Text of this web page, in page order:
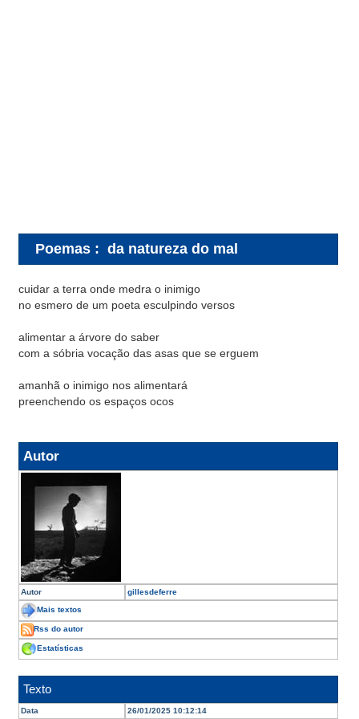
Poemas : da natureza do mal
cuidar a terra onde medra o inimigo
no esmero de um poeta esculpindo versos
alimentar a árvore do saber
com a sóbria vocação das asas que se erguem
amanhã o inimigo nos alimentará
preenchendo os espaços ocos
Autor
Autor gillesdeferre
Mais textos
Rss do autor
Estatísticas
Texto
Data 26/01/2025 10:12:14